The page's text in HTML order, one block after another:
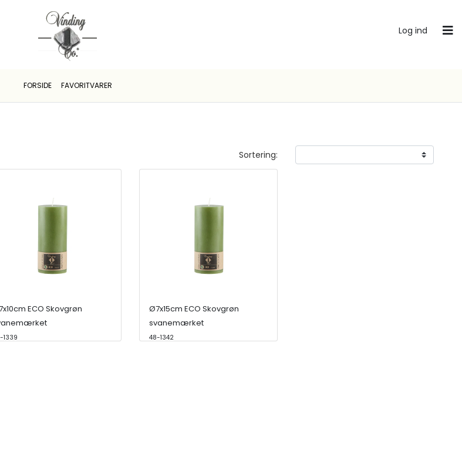
Log ind
FORSIDE FAVORITVARER
Sortering:
ECO Skovgrøn
1339
Ø7x15cm ECO Skovgrøn
svanemærket
48-1342